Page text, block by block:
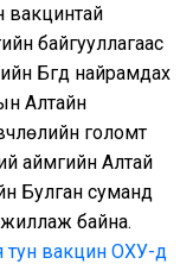
вакцинтай
байгууллагаас
Бүгд найрамдах
Алтайн
голомт
аймгийн Алтай
Булган суманд
байна.
тун вакцин ОХУ-д